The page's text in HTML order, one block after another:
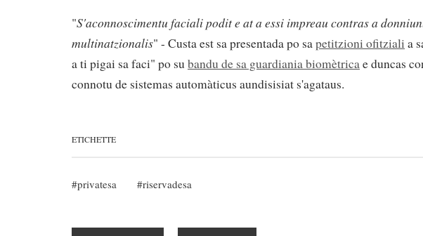
"S'aconnoscimentu faciali podit e at a essi impreau contras a
multinatzionalis" - Custa est sa presentada po sapetitzioni ofitziali a
a ti pigai sa faci" po subandu de sa guardiania biomètricae duncas
connotu de sistemas automàticus aundisisiat s'agataus.
ETICHETTE
privatesa riservadesa